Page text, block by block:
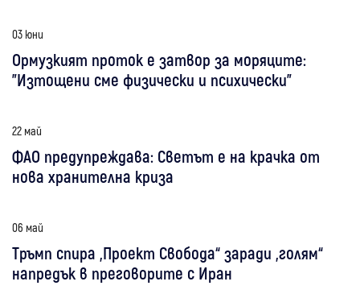
03 юни
Ормузкият проток е затвор за моряците:
"Изтощени сме физически и психически"
22 май
ФАО предупреждава: Светът е на крачка от
нова хранителна криза
06 май
Тръмп спира „Проект Свобода“ заради „голям“
напредък в преговорите с Иран